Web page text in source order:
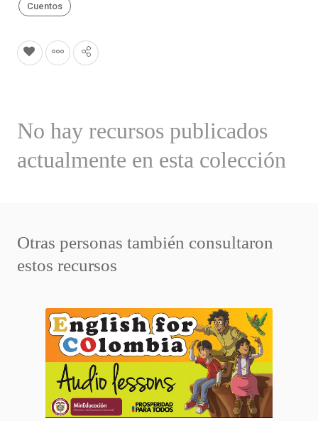
Cuentos
No hay recursos publicados
actualmente en esta colección
Otras personas también consultaron
estos recursos